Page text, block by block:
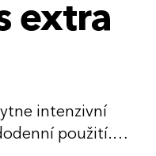
extra
intenzivní
použití.